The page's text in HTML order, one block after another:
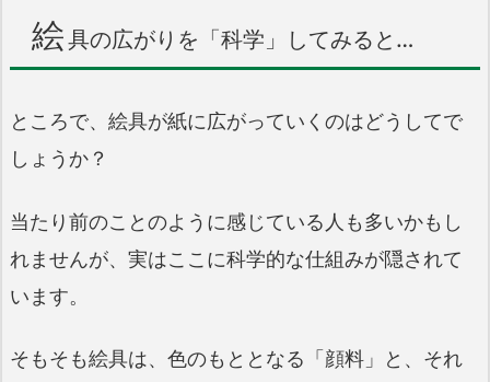
絵具の広がりを「科学」してみると…
ところで、絵具が紙に広がっていくのはどうしてで
しょうか？
当たり前のことのように感じている人も多いかもし
れませんが、実はここに科学的な仕組みが隠されて
います。
そもそも絵具は、色のもととなる「顔料」と、それ